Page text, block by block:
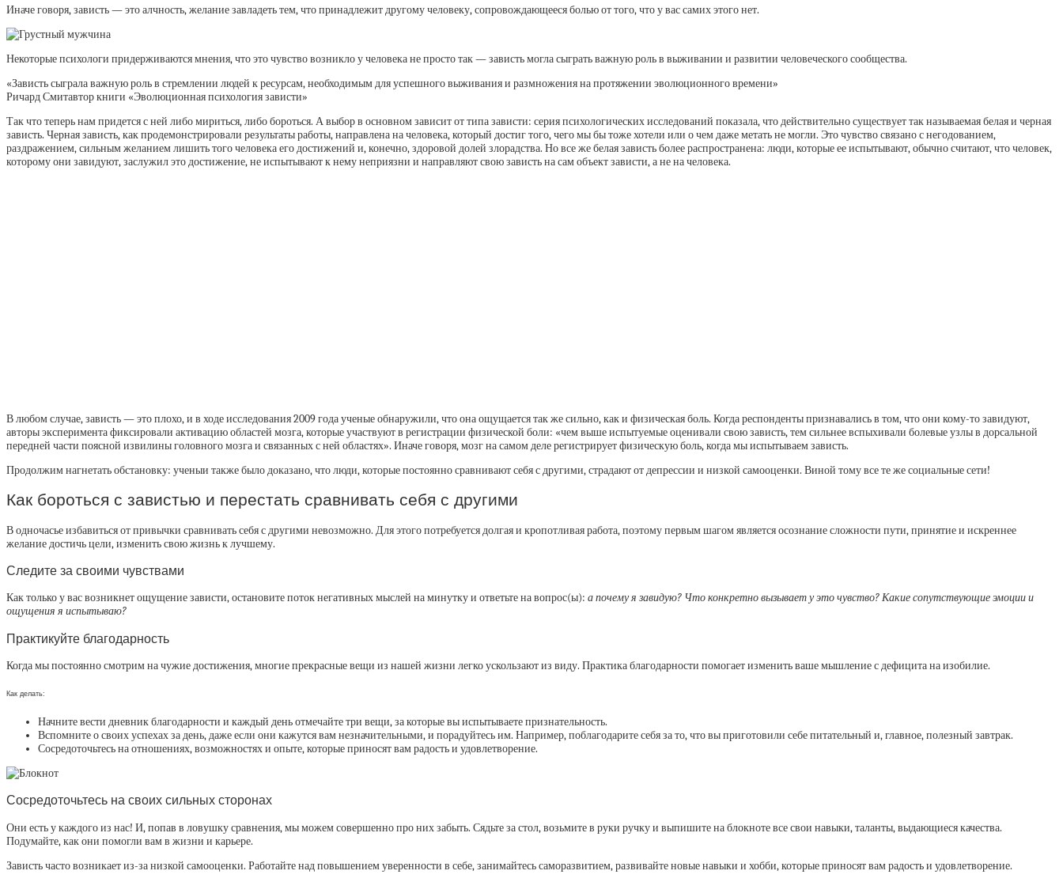
Иначе говоря, зависть — это алчность, желание завладеть тем, что принадлежит другому человеку, сопровождающееся болью от того, что у вас самих этого нет.
Некоторые психологи придерживаются мнения, что это чувство возникло у человека не просто так — зависть могла сыграть важную роль в выживании и развитии человеческого сообщества.
«Зависть сыграла важную роль в стремлении людей к ресурсам, необходимым для успешного выживания и размножения на протяжении эволюционного времени»
Ричард Смитавтор книги «Эволюционная психология зависти»
Так что теперь нам придется с ней либо мириться, либо бороться. А выбор в основном зависит от типа зависти: серия психологических исследований показала, что действительно существует так называемая белая и черная
зависть. Черная зависть, как продемонстрировали результаты работы, направлена на человека, который достиг того, чего мы бы тоже хотели или о чем даже метать не могли. Это чувство связано с негодованием,
раздражением, сильным желанием лишить того человека его достижений и, конечно, здоровой долей злорадства. Но все же белая зависть более распространена: люди, которые ее испытывают, обычно считают, что человек,
которому они завидуют, заслужил это достижение, не испытывают к нему неприязни и направляют свою зависть на сам объект зависти, а не на человека.
В любом случае, зависть — это плохо, и в ходе исследования 2009 года ученые обнаружили, что она ощущается так же сильно, как и физическая боль. Когда респонденты признавались в том, что они кому-то завидуют,
авторы эксперимента фиксировали активацию областей мозга, которые участвуют в регистрации физической боли: «чем выше испытуемые оценивали свою зависть, тем сильнее вспыхивали болевые узлы в дорсальной
передней части поясной извилины головного мозга и связанных с ней областях». Иначе говоря, мозг на самом деле регистрирует физическую боль, когда мы испытываем зависть.
Продолжим нагнетать обстановку: ученыи также было доказано, что люди, которые постоянно сравнивают себя с другими, страдают от депрессии и низкой самооценки. Виной тому все те же социальные сети!
Как бороться с завистью и перестать сравнивать себя с другими
В одночасье избавиться от привычки сравнивать себя с другими невозможно. Для этого потребуется долгая и кропотливая работа, поэтому первым шагом является осознание сложности пути, принятие и искреннее
желание достичь цели, изменить свою жизнь к лучшему.
Следите за своими чувствами
Как только у вас возникнет ощущение зависти, остановите поток негативных мыслей на минутку и ответьте на вопрос(ы): а почему я завидую? Что конкретно вызывает у это чувство? Какие сопутствующие эмоции и
ощущения я испытываю?
Практикуйте благодарность
Когда мы постоянно смотрим на чужие достижения, многие прекрасные вещи из нашей жизни легко ускользают из виду. Практика благодарности помогает изменить ваше мышление с дефицита на изобилие.
Как делать:
Начните вести дневник благодарности и каждый день отмечайте три вещи, за которые вы испытываете признательность.
Вспомните о своих успехах за день, даже если они кажутся вам незначительными, и порадуйтесь им. Например, поблагодарите себя за то, что вы приготовили себе питательный и, главное, полезный завтрак.
Сосредоточьтесь на отношениях, возможностях и опыте, которые приносят вам радость и удовлетворение.
Сосредоточьтесь на своих сильных сторонах
Они есть у каждого из нас! И, попав в ловушку сравнения, мы можем совершенно про них забыть. Сядьте за стол, возьмите в руки ручку и выпишите на блокноте все свои навыки, таланты, выдающиеся качества.
Подумайте, как они помогли вам в жизни и карьере.
Зависть часто возникает из-за низкой самооценки. Работайте над повышением уверенности в себе, занимайтесь саморазвитием, развивайте новые навыки и хобби, которые приносят вам радость и удовлетворение.